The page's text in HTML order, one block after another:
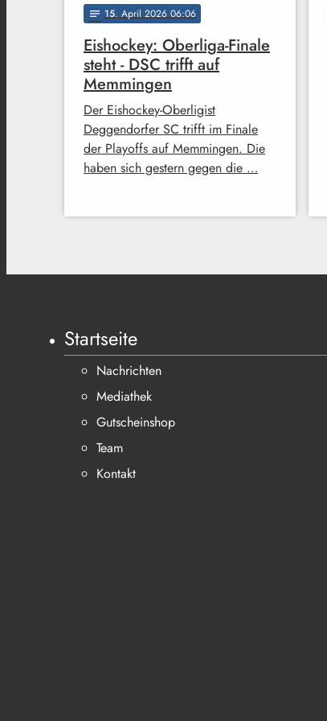
notes 15. April 2026 06:06
Eishockey: Oberliga-Finale
steht - DSC trifft auf
Memmingen
Der Eishockey-Oberligist
Deggendorfer SC trifft im Finale
der Playoffs auf Memmingen. Die
haben sich gestern gegen die …
Startseite
Nachrichten
Mediathek
Gutscheinshop
Team
Kontakt